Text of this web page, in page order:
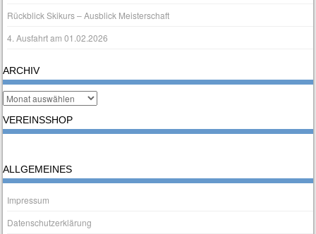
Rückblick Skikurs – Ausblick Meisterschaft
4. Ausfahrt am 01.02.2026
ARCHIV
Archiv
VEREINSSHOP
ALLGEMEINES
Impressum
Datenschutzerklärung